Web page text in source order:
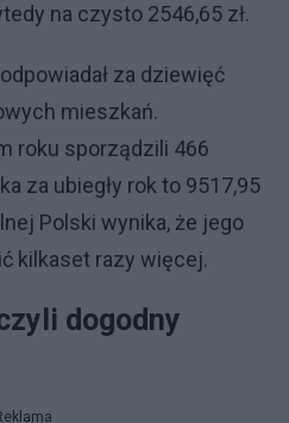
na czysto 2546,65 zł.
za dziewięć
mieszkań.
roku sporządzili 466
za ubiegły rok to 9517,95
Polski wynika, że jego
kilkaset razy więcej.
dogodny